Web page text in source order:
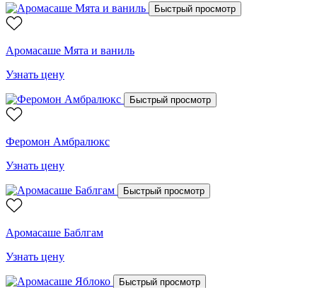
Быстрый просмотр
Аромасаше Мята и ваниль
Узнать цену
Быстрый просмотр
Феромон Амбралюкс
Узнать цену
Быстрый просмотр
Аромасаше Баблгам
Узнать цену
Быстрый просмотр